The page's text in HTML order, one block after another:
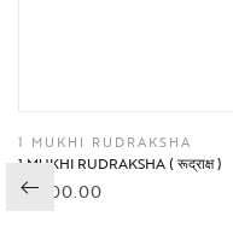
1 MUKHI RUDRAKSHA
1 MUKHI RUDRAKSHA ( रूद्राक्ष )
₹3,100.00